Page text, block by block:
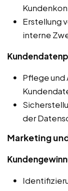
Erstellung
interne
Pflege und
der
Marketing